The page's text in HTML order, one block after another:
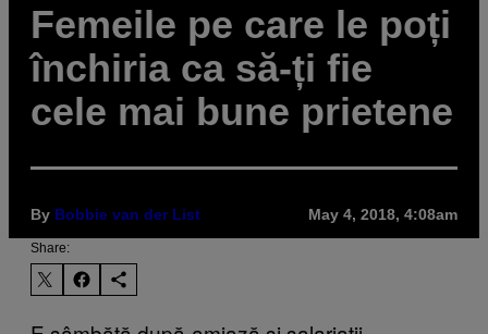
Femeile pe care le poți
închiria ca să-ți fie
cele mai bune prietene
By Bobbie van der List May 4, 2018, 4:08am
Share: